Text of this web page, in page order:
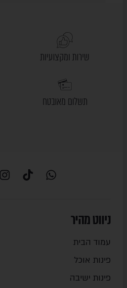
שירות ומקצועיות
תשלום מאובטח
ניווט מהיר
עמוד הבית
פינות אוכל
פינות ישיבה